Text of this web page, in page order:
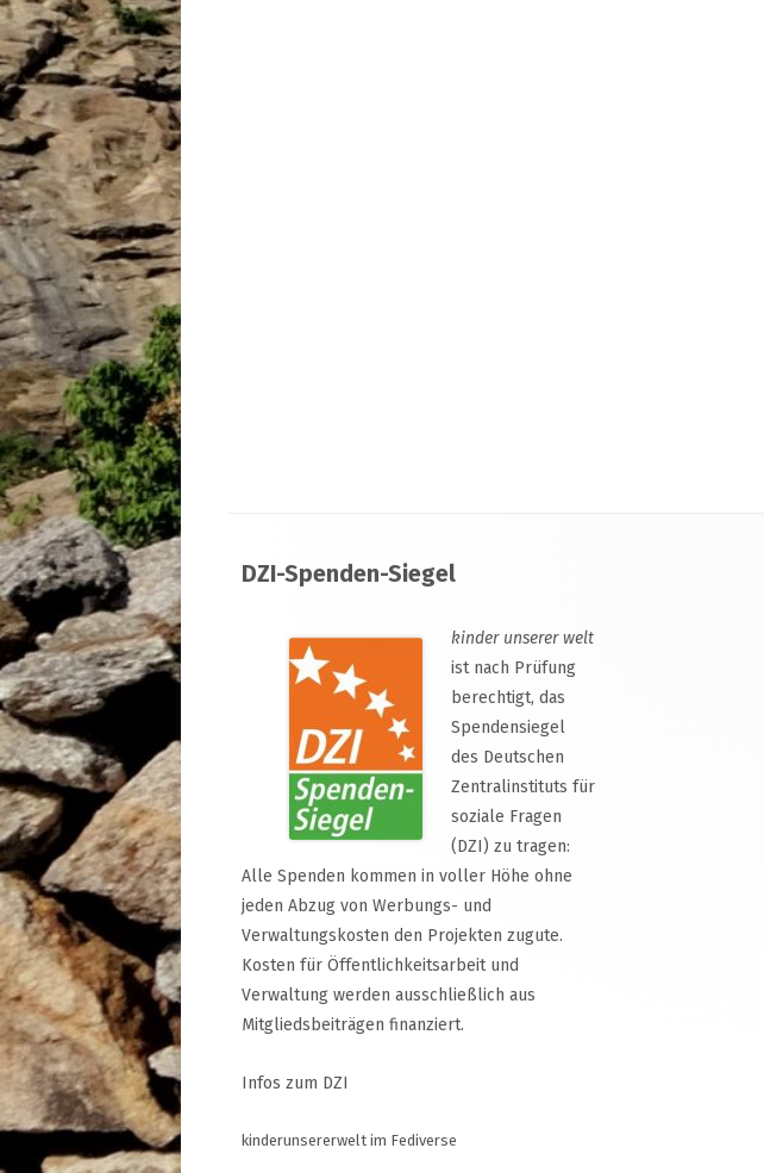
Inhalt
DZI-Spenden-Siegel
kinder unserer welt
ist nach Prüfung
berechtigt, das
Spendensiegel
des Deutschen
Zentralinstituts für
soziale Fragen
(DZI) zu tragen:
Alle Spenden kommen in voller Höhe ohne
jeden Abzug von Werbungs- und
Verwaltungskosten den Projekten zugute.
Kosten für Öffentlichkeitsarbeit und
Verwaltung werden ausschließlich aus
Mitgliedsbeiträgen finanziert.
Infos zum DZI
kinderunsererwelt im Fediverse